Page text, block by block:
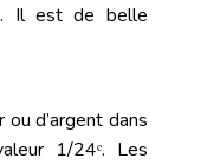
Il est de belle
ou d’argent dans
1/24ᵉ. Les